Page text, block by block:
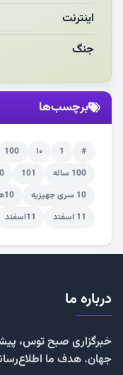
اینترنت
جنگ
برچسب‌ها
#
1 ۱۰ 100
100 ساله
101
10 سری جهیزیه
10هزار متر
11 اسفند
11اسفند
درباره ما
خبرگزاری صبح توس،
جهان. هدف ما